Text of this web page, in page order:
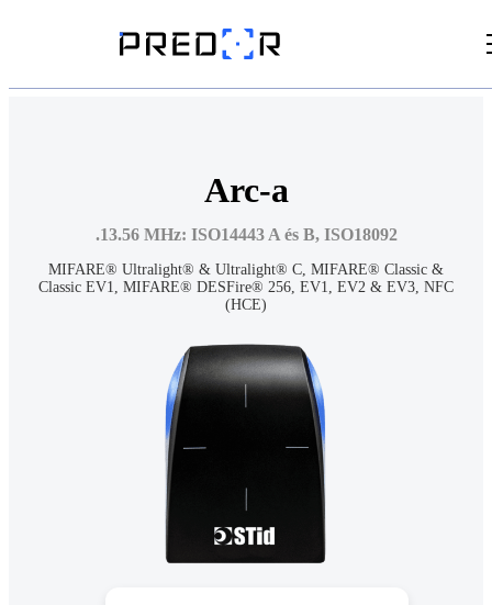
Videók
Arc-a
.13.56 MHz: ISO14443 A és B, ISO18092
MIFARE® Ultralight® & Ultralight® C, MIFARE® Classic &
Classic EV1, MIFARE® DESFire® 256, EV1, EV2 & EV3, NFC
(HCE)